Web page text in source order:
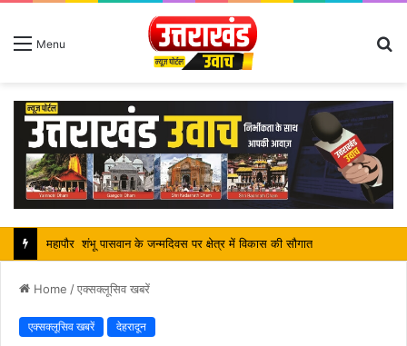
Menu
Home /एक्सक्लूसिव खबरें
एक्सक्लूसिव खबरें देहरादून